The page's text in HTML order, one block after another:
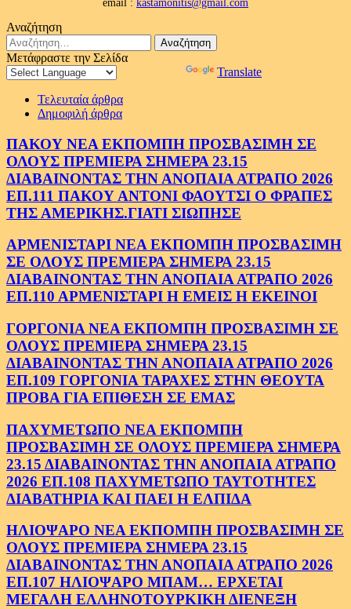
email : kastamonitis@gmail.com
Αναζήτηση
Αναζήτηση
για:
Μετάφραστε την Σελίδα
Translate
Τελευταία άρθρα
Δημοφιλή άρθρα
ΠΑΚΟΥ ΝΕΑ ΕΚΠΟΜΠΗ ΠΡΟΣΒΑΣΙΜΗ ΣΕ
ΟΛΟΥΣ ΠΡΕΜΙΕΡΑ ΣΗΜΕΡΑ 23.15
ΔΙΑΒΑΙΝΟΝΤΑΣ ΤΗΝ ΑΝΟΠΑΙΑ ΑΤΡΑΠΟ 2026
ΕΠ.111 ΠΑΚΟΥ ΑΝΤΟΝΙ ΦΑΟΥΤΣΙ Ο ΦΡΑΠΕΣ
ΤΗΣ ΑΜΕΡΙΚΗΣ.ΓΙΑΤΙ ΣΙΩΠΗΣΕ
ΑΡΜΕΝΙΣΤΑΡΙ ΝΕΑ ΕΚΠΟΜΠΗ ΠΡΟΣΒΑΣΙΜΗ
ΣΕ ΟΛΟΥΣ ΠΡΕΜΙΕΡΑ ΣΗΜΕΡΑ 23.15
ΔΙΑΒΑΙΝΟΝΤΑΣ ΤΗΝ ΑΝΟΠΑΙΑ ΑΤΡΑΠΟ 2026
ΕΠ.110 ΑΡΜΕΝΙΣΤΑΡΙ Η ΕΜΕΙΣ Η ΕΚΕΙΝΟΙ
ΓΟΡΓΟΝΙΑ ΝΕΑ ΕΚΠΟΜΠΗ ΠΡΟΣΒΑΣΙΜΗ ΣΕ
ΟΛΟΥΣ ΠΡΕΜΙΕΡΑ ΣΗΜΕΡΑ 23.15
ΔΙΑΒΑΙΝΟΝΤΑΣ ΤΗΝ ΑΝΟΠΑΙΑ ΑΤΡΑΠΟ 2026
ΕΠ.109 ΓΟΡΓΟΝΙΑ ΤΑΡΑΧΕΣ ΣΤΗΝ ΘΕΟΥΤΑ
ΠΡΟΒΑ ΓΙΑ ΕΠΙΘΕΣΗ ΣΕ ΕΜΑΣ
ΠΑΧΥΜΕΤΩΠΟ ΝΕΑ ΕΚΠΟΜΠΗ
ΠΡΟΣΒΑΣΙΜΗ ΣΕ ΟΛΟΥΣ ΠΡΕΜΙΕΡΑ ΣΗΜΕΡΑ
23.15 ΔΙΑΒΑΙΝΟΝΤΑΣ ΤΗΝ ΑΝΟΠΑΙΑ ΑΤΡΑΠΟ
2026 ΕΠ.108 ΠΑΧΥΜΕΤΩΠΟ ΤΑΥΤΟΤΗΤΕΣ
ΔΙΑΒΑΤΗΡΙΑ ΚΑΙ ΠΑΕΙ Η ΕΛΠΙΔΑ
ΗΛΙΟΨΑΡΟ ΝΕΑ ΕΚΠΟΜΠΗ ΠΡΟΣΒΑΣΙΜΗ ΣΕ
ΟΛΟΥΣ ΠΡΕΜΙΕΡΑ ΣΗΜΕΡΑ 23.15
ΔΙΑΒΑΙΝΟΝΤΑΣ ΤΗΝ ΑΝΟΠΑΙΑ ΑΤΡΑΠΟ 2026
ΕΠ.107 ΗΛΙΟΨΑΡΟ ΜΠΑΜ… ΕΡΧΕΤΑΙ
ΜΕΓΑΛΗ ΕΛΛΗΝΟΤΟΥΡΚΙΚΗ ΔΙΕΝΕΞΗ